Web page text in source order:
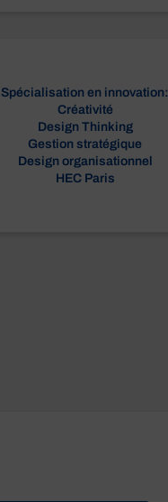
Spécialisation en innovation:
Créativité
Design Thinking
Gestion stratégique
Design organisationnel
HEC Paris